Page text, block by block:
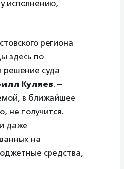
исполнению,
региона.
здесь по
решение суда
Куляев. –
в ближайшее
не получится.
даже
на
средства,